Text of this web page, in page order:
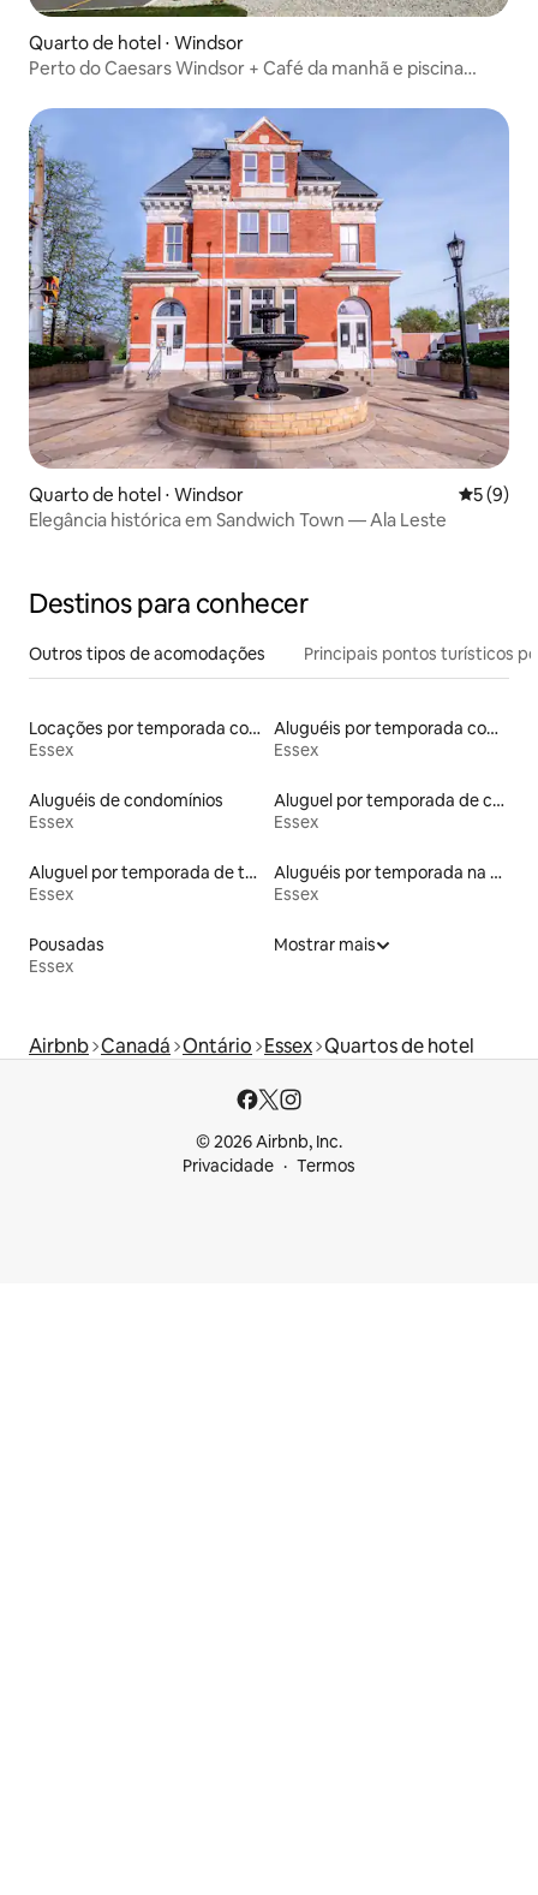
Quarto de hotel ⋅ Windsor
Perto do Caesars Windsor + Café da manhã e piscina
Quarto de hotel ⋅ Windsor 5 de
5 (9)
Elegância histórica em Sandwich Town — Ala Leste
Destinos para conhecer
Outros tipos de acomodações Principais pontos turísticos
Locações por temporada com piscina
Essex
Aluguéis por temporada com acesso ao lago
Essex
Aluguéis de condomínios
Essex
Aluguel por temporada de casas de hóspedes
Essex
Aluguel por temporada de townhouses
Essex
Aluguéis por temporada na orla
Essex
Pousadas
Essex
Mostrar mais
Airbnb Canadá Ontário Essex Quartos de hotel
© 2026 Airbnb, Inc.
Privacidade
Termos